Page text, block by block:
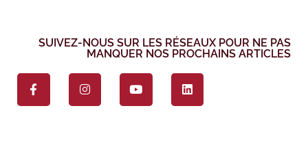
SUIVEZ-NOUS SUR LES RÉSEAUX POUR NE PAS
MANQUER NOS PROCHAINS ARTICLES